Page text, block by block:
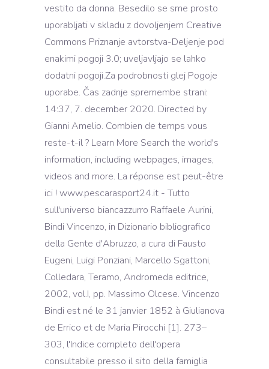
vestito da donna. Besedilo se sme prosto
uporabljati v skladu z dovoljenjem Creative
Commons Priznanje avtorstva-Deljenje pod
enakimi pogoji 3.0; uveljavljajo se lahko
dodatni pogoji.Za podrobnosti glej Pogoje
uporabe. Čas zadnje spremembe strani:
14:37, 7. december 2020. Directed by
Gianni Amelio. Combien de temps vous
reste-t-il ? Learn More Search the world's
information, including webpages, images,
videos and more. La réponse est peut-être
ici ! www.pescarasport24.it - Tutto
sull'universo biancazzurro Raffaele Aurini,
Bindi Vincenzo, in Dizionario bibliografico
della Gente d'Abruzzo, a cura di Fausto
Eugeni, Luigi Ponziani, Marcello Sgattoni,
Colledara, Teramo, Andromeda editrice,
2002, vol.I, pp. Massimo Olcese. Vincenzo
Bindi est né le 31 janvier 1852 à Giulianova
de Errico et de Maria Pirocchi [1]. 273–
303, l'Indice completo dell'opera
consultabile presso il sito della famiglia